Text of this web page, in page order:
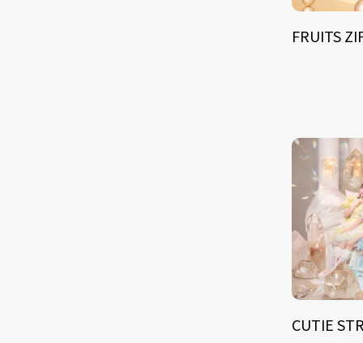
FRUITS
CUTIE